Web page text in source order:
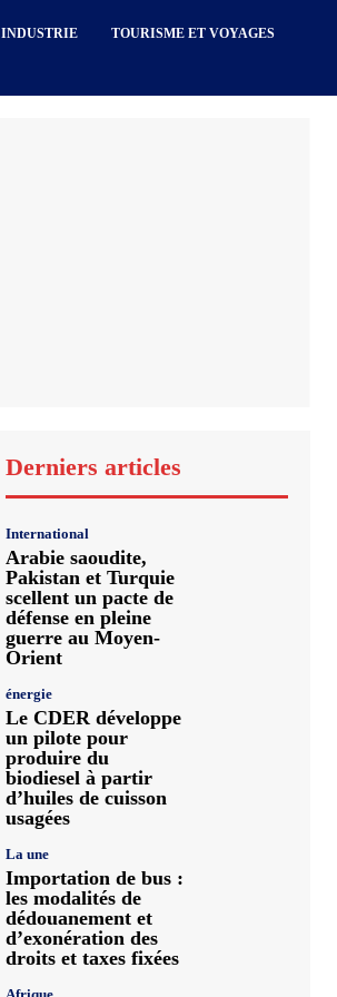
INDUSTRIE TOURISME ET VOYAGES
Derniers articles
International
Arabie saoudite,
Pakistan et Turquie
scellent un pacte de
défense en pleine
guerre au Moyen-
Orient
énergie
Le CDER développe
un pilote pour
produire du
biodiesel à partir
d’huiles de cuisson
usagées
La une
Importation de bus :
les modalités de
dédouanement et
d’exonération des
droits et taxes fixées